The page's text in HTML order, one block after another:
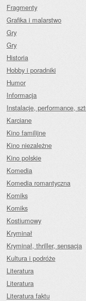
Fragmenty
Grafika i malarstwo
Gry
Gry
Historia
Hobby i poradniki
Humor
Informacja
Instalacje, performance,
Karciane
Kino familijne
Kino niezależne
Kino polskie
Komedia
Komedia romantyczna
Komiks
Komiks
Kostiumowy
Kryminał
Kryminał, thriller, sensacja
Kultura i podróże
Literatura
Literatura
Literatura faktu